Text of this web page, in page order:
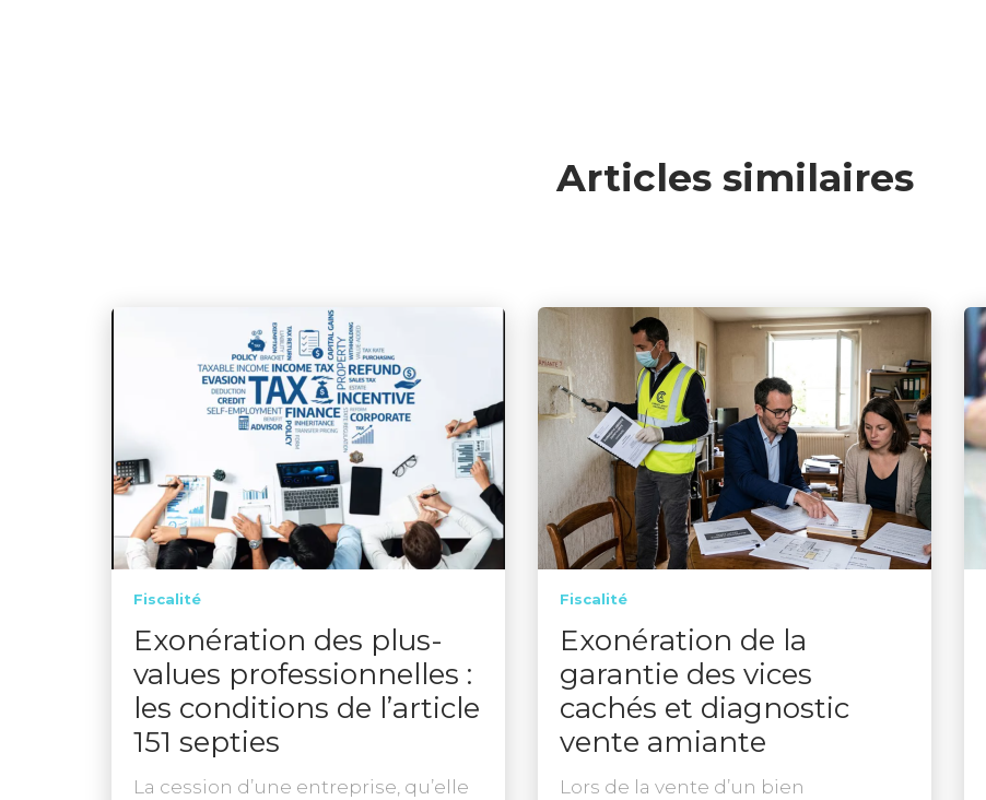
Articles similaires
Fiscalité
Exonération des plus-
values professionnelles :
les conditions de l’article
151 septies
La cession d’une entreprise, qu’elle
Fiscalité
Exonération de la
garantie des vices
cachés et diagnostic
vente amiante
Lors de la vente d’un bien